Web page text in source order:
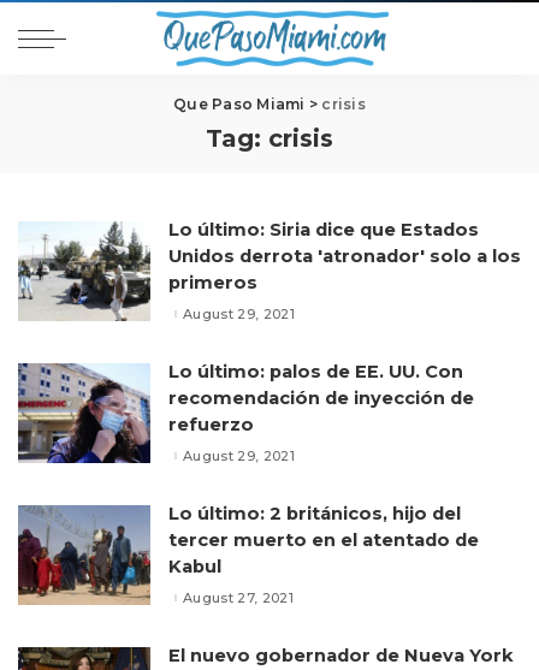
Que Paso Miami > crisis
Tag: crisis
Lo último: Siria dice que Estados
Unidos derrota 'atronador' solo a los
primeros
August 29, 2021
Lo último: palos de EE. UU. Con
recomendación de inyección de
refuerzo
August 29, 2021
Lo último: 2 británicos, hijo del
tercer muerto en el atentado de
Kabul
August 27, 2021
El nuevo gobernador de Nueva York